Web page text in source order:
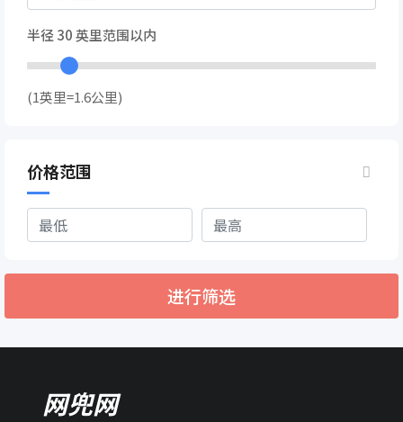
半径30英里范围以内
(1英里=1.6公里)
价格范围
进行筛选
网兜网